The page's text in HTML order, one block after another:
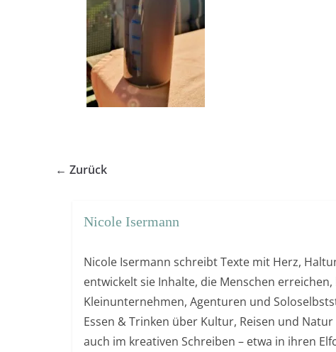
← Zurück
Nicole Isermann
Nicole Isermann schreibt Texte mit Herz,
entwickelt sie Inhalte, die Menschen
Kleinunternehmen, Agenturen und
Essen & Trinken über Kultur, Reisen und
auch im kreativen Schreiben – etwa in ihren